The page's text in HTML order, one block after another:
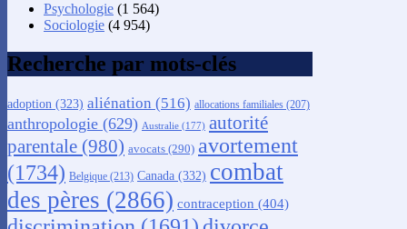
Psychologie (1 564)
Sociologie (4 954)
Recherche par mots-clés
adoption (323) aliénation (516) allocations familiales (207)
anthropologie (629) Australie (177) autorité
parentale (980) avocats (290) avortement
(1734) Belgique (213) Canada (332) combat
des pères (2866) contraception (404)